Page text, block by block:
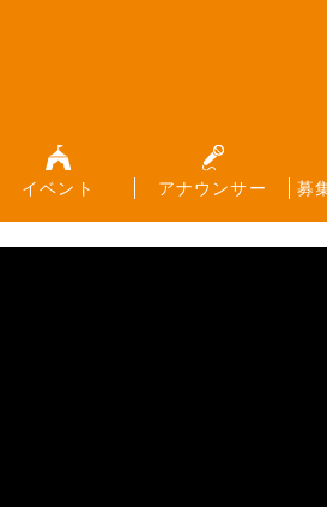
イベント アナウンサー 募